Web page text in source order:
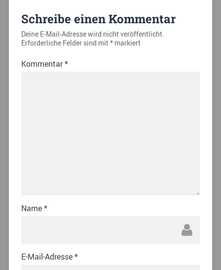
Schreibe einen Kommentar
Deine E-Mail-Adresse wird nicht veröffentlicht.
Erforderliche Felder sind mit*markiert
Kommentar*
Name*
E-Mail-Adresse*